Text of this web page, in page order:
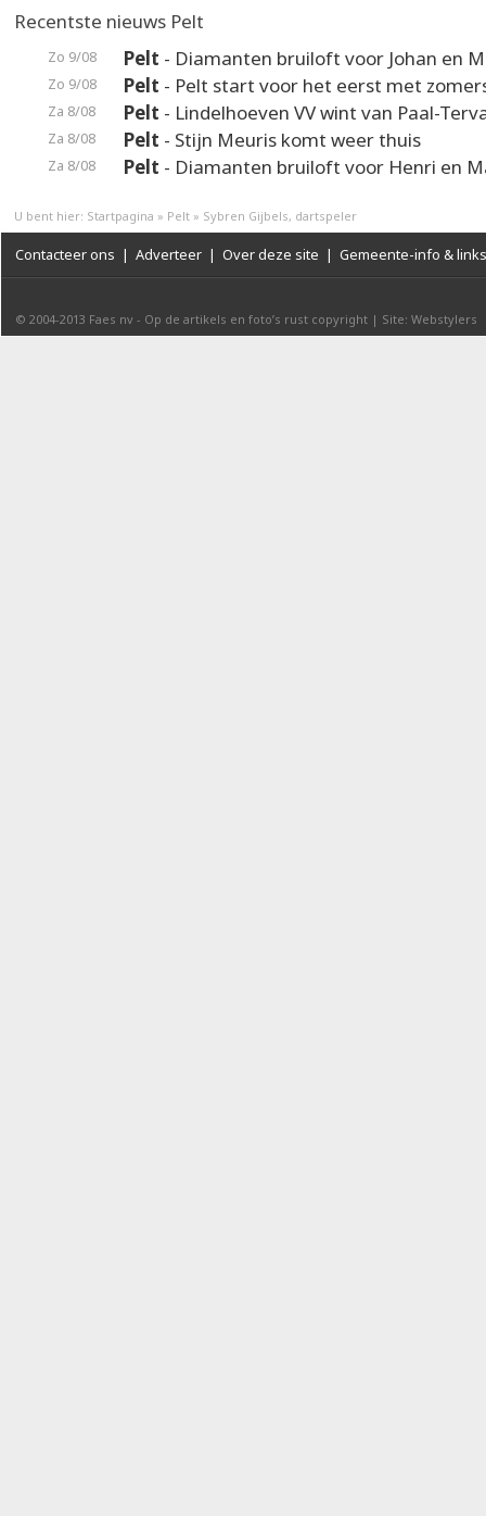
Recentste nieuws Pelt
Zo 9/08 Pelt - Diamanten bruiloft voor Johan en
Zo 9/08 Pelt - Pelt start voor het eerst met
Za 8/08 Pelt - Lindelhoeven VV wint van Paal-
Za 8/08 Pelt - Stijn Meuris komt weer thuis
Za 8/08 Pelt - Diamanten bruiloft voor Henri en
U bent hier: Startpagina » Pelt » Sybren Gijbels, dartspeler
Contacteer ons | Adverteer | Over deze site | Gemeente-info & links
© 2004-2013 Faes nv - Op de artikels en foto’s rust copyright | Site: Webstylers